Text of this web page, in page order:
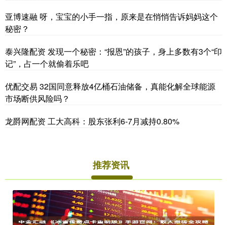
亚博速融 呀，宝宝的小手一指，原来是在悄悄告诉妈妈这个
秘密？
泰兴隆配资 发现一个秘密：“报恩”的孩子，身上多数有3个“印
记”，占一个就偷着乐吧
优配交易 32国同意释放4亿桶石油储备，真能化解全球能源
市场断供风险吗？
龙爵网配资 工大高科：股东张利6-7月减持0.80%
推荐资讯